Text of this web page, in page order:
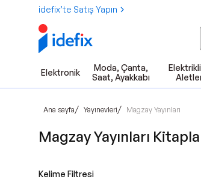
idefix’te Satış Yapın
Elektronik
Moda, Çanta,
Saat, Ayakkabı
Ana sayfa/ Yayınevleri/ Magzay Yayınları
Magzay Yayınları
Kelime Filtresi